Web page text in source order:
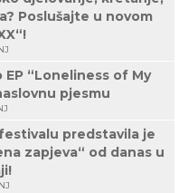
Poslušajte u novom
“Loneliness of My
pjesmu
predstavila je
zapjeva“ od danas u